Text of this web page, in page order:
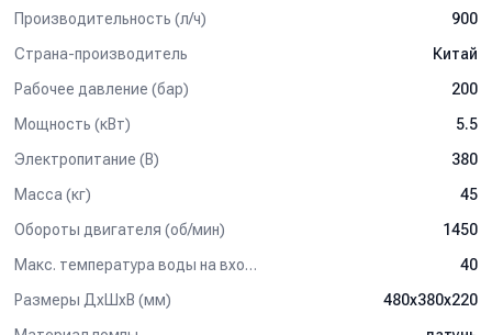
Производительность (л/ч)
900
Страна-производитель
Китай
Рабочее давление (бар)
200
Мощность (кВт)
5.5
Электропитание (В)
380
Масса (кг)
45
Обороты двигателя (об/мин)
1450
Макс. температура воды на входе (°C)
40
Размеры ДхШхВ (мм)
480x380x220